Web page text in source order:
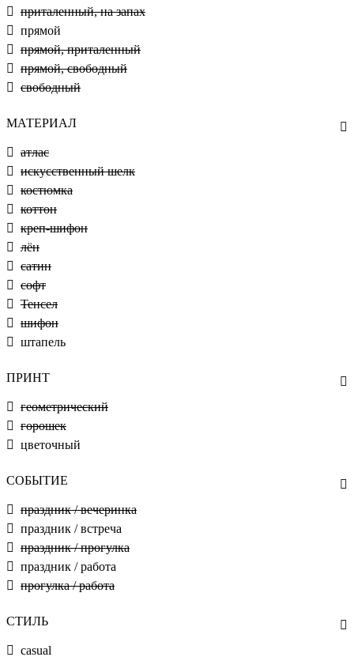
приталенный, на запах
прямой
прямой, приталенный
прямой, свободный
свободный
МАТЕРИАЛ
атлас
искусственный шелк
костюмка
коттон
креп-шифон
лён
сатин
софт
Тенсел
шифон
штапель
ПРИНТ
геометрический
горошек
цветочный
СОБЫТИЕ
праздник / вечеринка
праздник / встреча
праздник / прогулка
праздник / работа
прогулка / работа
СТИЛЬ
casual